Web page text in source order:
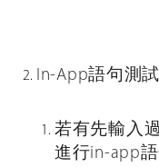
In-App語句測試
若有先輸入
進行in-app語